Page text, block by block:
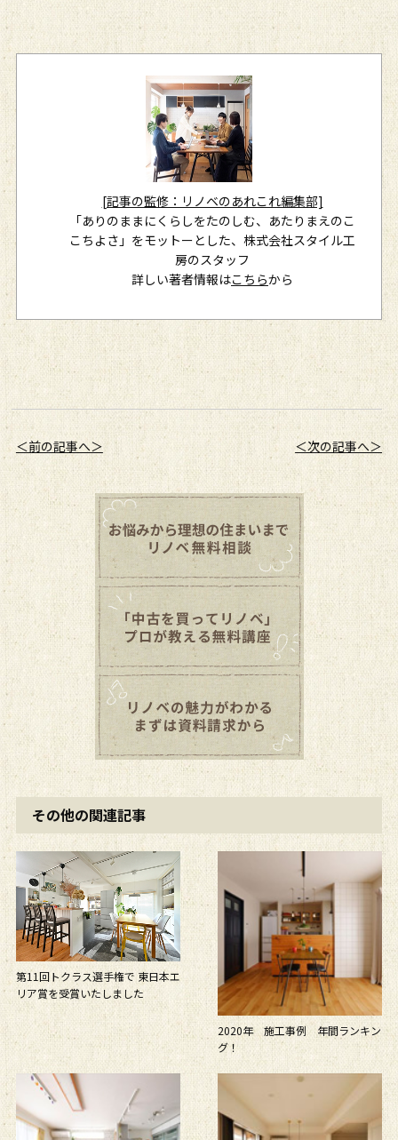
[記事の監修：リノベのあれこれ編集部]
「ありのままにくらしをたのしむ、あたりまえのこ
こちよさ」をモットーとした、株式会社スタイル工
房のスタッフ
詳しい著者情報はこちらから
＜前の記事へ＞ ＜次の記事へ＞
その他の関連記事
第11回トクラス選手権で 東日本エ
リア賞を受賞いたしました
2020年 施工事例 年間ランキン
グ！